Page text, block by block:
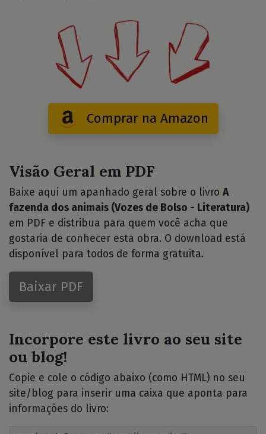
Comprar na Amazon
Visão Geral em PDF
Baixe aqui um apanhado geral sobre o livro A
fazenda dos animais (Vozes de Bolso - Literatura)
em PDF e distribua para quem você acha que
gostaria de conhecer esta obra. O download está
disponível para todos de forma gratuita.
Baixar PDF
Incorpore este livro ao seu site
ou blog!
Copie e cole o código abaixo (como HTML) no seu
site/blog para inserir uma caixa que aponta para
informações do livro: